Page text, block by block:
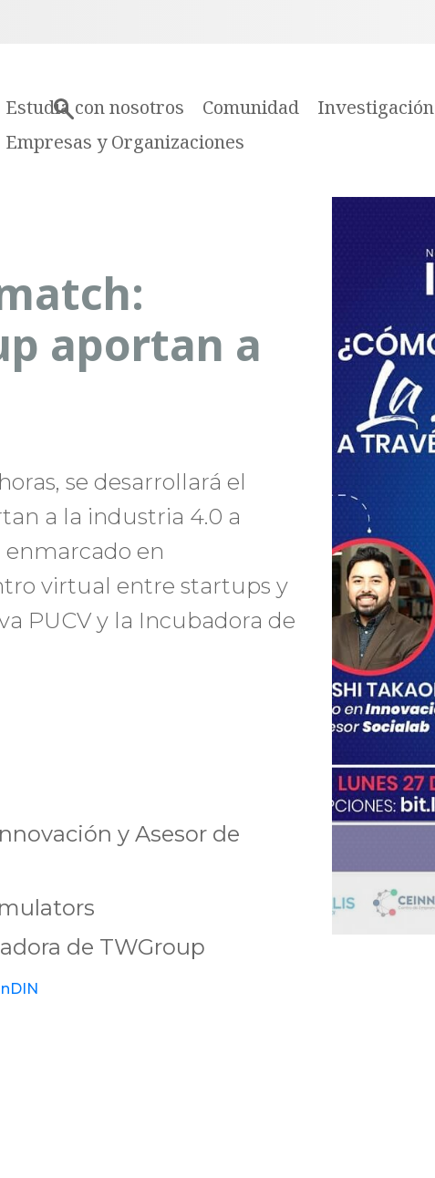
Estudia con nosotros Comunidad Investigación
Empresas y Organizaciones
aportan a
se desarrollará el
a la industria 4.0 a
enmarcado en
virtual entre startups y
PUCV y la Incubadora de
y Asesor de
de TWGroup